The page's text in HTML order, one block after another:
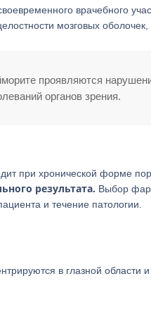
врачебного
мозговых оболочек,
проявляются
органов зрения.
при хронической форме
результата. Выбор
и течение патологии.
в глазной области